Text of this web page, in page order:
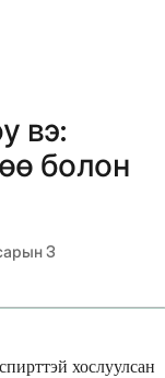
вэ:
болон
3
хослуулсан